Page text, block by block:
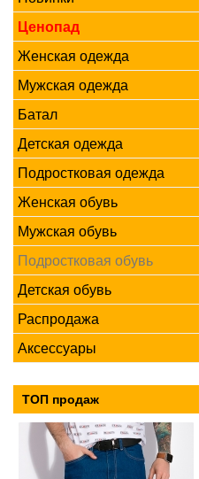
Ценопад
Женская одежда
Мужская одежда
Батал
Детская одежда
Подростковая одежда
Женская обувь
Мужская обувь
Подростковая обувь
Детская обувь
Распродажа
Аксессуары
ТОП продаж